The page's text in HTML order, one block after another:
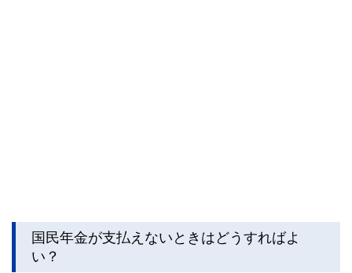
国民年金が支払えないときはどうすればよ
い？